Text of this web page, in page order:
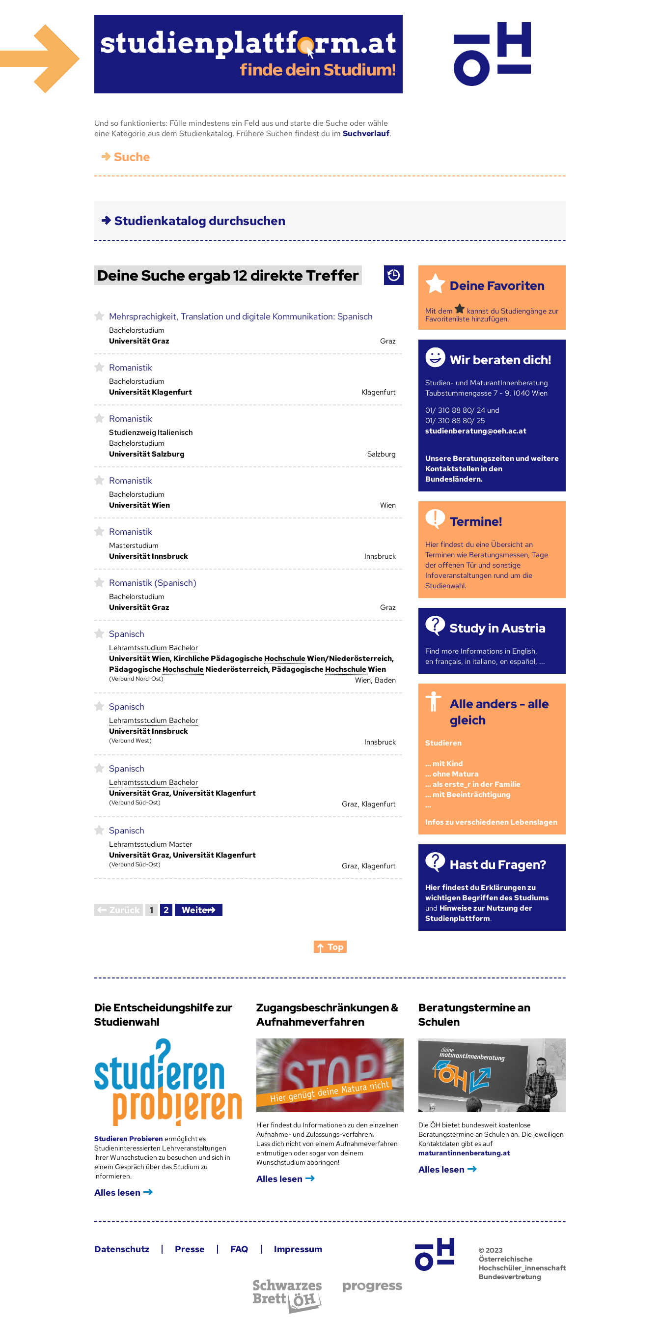
Und so funktionierts: Fülle mindestens ein Feld aus und starte die Suche oder wähle
eine Kategorie aus dem Studienkatalog. Frühere Suchen findest du im Suchverlauf.
Suche
Studienkatalog durchsuchen
Deine Suche ergab 12 direkte Treffer
Mehrsprachigkeit, Translation und digitale Kommunikation: Spanisch
Bachelorstudium
Universität Graz
Graz
Romanistik
Bachelorstudium
Universität Klagenfurt
Klagenfurt
Romanistik
Studienzweig Italienisch
Bachelorstudium
Universität Salzburg
Salzburg
Romanistik
Bachelorstudium
Universität Wien
Wien
Romanistik
Masterstudium
Universität Innsbruck
Innsbruck
Romanistik (Spanisch)
Bachelorstudium
Universität Graz
Graz
Spanisch
Lehramtsstudium Bachelor
Universität Wien, Kirchliche Pädagogische Hoch­schuleWien/Niederösterreich,
Pädagogische Hoch­schuleNiederösterreich, Pädagogische Hoch­schuleWien
(Verbund Nord-Ost) Wien, Baden
Spanisch
Lehramtsstudium Bachelor
Universität Innsbruck
(Verbund West) Innsbruck
Spanisch
Lehramtsstudium Bachelor
Universität Graz, Universität Klagenfurt
(Verbund Süd-Ost) Graz, Klagenfurt
Spanisch
Lehramtsstudium Master
Universität Graz, Universität Klagenfurt
(Verbund Süd-Ost) Graz, Klagenfurt
Zurück 1 2 Weiter
Deine Favoriten
Mit dem
kannst du Studiengänge zur
Favoritenliste hinzufügen.
Wir beraten dich!
Studien- und MaturantInnenberatung
Taubstummengasse 7 - 9, 1040 Wien
01/ 310 88 80/ 24 und
01/ 310 88 80/ 25
studienberatung@oeh.ac.at
Unsere Beratungszeiten und weitere
Kontaktstellen in den
Bundesländern.
Termine!
Hier findest du eine Übersicht an
Terminen wie Beratungsmessen, Tage
der offenen Tür und sonstige
Infoveranstaltungen rund um die
Studienwahl.
Study in Austria
Find more Informations in English,
en français, in italiano, en español, ...
Alle anders - alle
gleich
Studieren
... mit Kind
... ohne Matura
... als erste_r in der Familie
... mit Beeinträchtigung
...
Infos zu verschiedenen Lebenslagen
Hast du Fragen?
Hier findest du Erklärungen zu
wichtigen Begriffen des Studiums
und Hinweise zur Nutzung der
Studienplattform.
Top
Die Entscheidungshilfe zur
Studienwahl
Studieren Probieren ermöglicht es
Studieninteressierten Lehrveranstaltungen
ihrer Wunschstudien zu besuchen und sich in
einem Gespräch über das Studium zu
informieren.
Alles lesen
Zugangsbeschränkungen &
Aufnahmeverfahren
Hier findest du Informationen zu den einzelnen
Aufnahme- und Zulassungs-verfahren.
Lass dich nicht von einem Aufnahmeverfahren
entmutigen oder sogar von deinem
Wunschstudium abbringen!
Alles lesen
Beratungstermine an
Schulen
Die ÖH bietet bundesweit kostenlose
Beratungstermine an Schulen an. Die jeweiligen
Kontaktdaten gibt es auf
maturantinnenberatung.at
Alles lesen
Datenschutz Presse FAQ Impressum
© 2023
Österreichische
Hochschüler_innenschaft
Bundesvertretung